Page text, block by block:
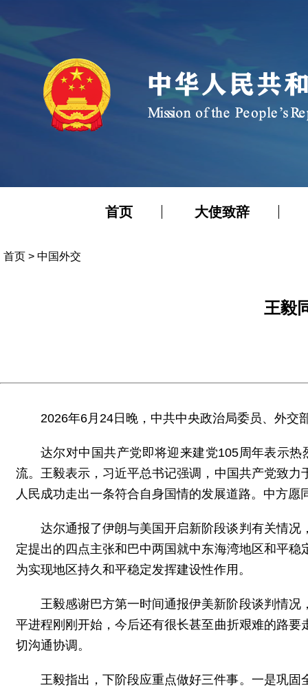
首页 大使致辞
首页 > 中国外交
王毅
2026年6月24日晚，中共中央政治局委员、外
达尔对中国共产党即将迎来建党105周年表示
流。王毅表示，习近平总书记强调，中国共产党致
人民成功走出一条符合自身国情的发展道路。中方
达尔通报了伊朗与美国开启新阶段谈判有关情
定提出的四点主张和巴中两国就中东海湾地区和平
为实现地区持久和平稳定发挥建设性作用。
王毅感谢巴方第一时间通报伊美新阶段谈判情
平进程刚刚开始，今后还有很长甚至曲折艰难的路
切沟通协调。
王毅指出，下阶段应重点做好三件事。一是巩